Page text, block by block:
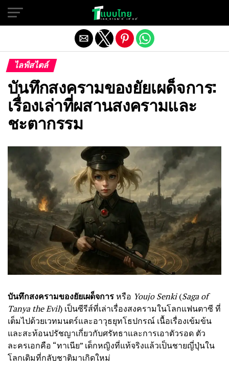
ไลฟ์สไตล์
บันทึกสงครามของยัยเผด็จการ:
เรื่องเล่าที่ผสานสงครามและ
ชะตากรรม
บันทึกสงครามของยัยเผด็จการหรือ Youjo Senki(Saga of
Tanya the Evil) เป็นซีรีส์ที่เล่าเรื่องสงครามในโลกแฟนตาซี ที่
เต็มไปด้วยเวทมนตร์และอาวุธยุทโธปกรณ์ เนื้อเรื่องเข้มข้น
และสะท้อนปรัชญาเกี่ยวกับศรัทธาและการเอาตัวรอด ตัว
ละครเอกคือ “ทาเนีย” เด็กหญิงที่แท้จริงแล้วเป็นชายญี่ปุ่นใน
โลกเดิมที่กลับชาติมาเกิดใหม่
Exit mobile version